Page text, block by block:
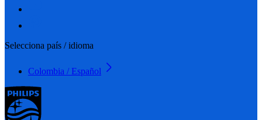
Selecciona país / idioma
Colombia / Español